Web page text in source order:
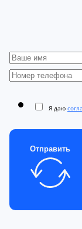
Я даю
Отправить